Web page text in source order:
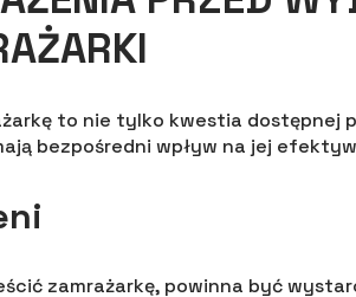
to nie tylko kwestia dostępnej
bezpośredni wpływ na jej
zamrażarkę, powinna być